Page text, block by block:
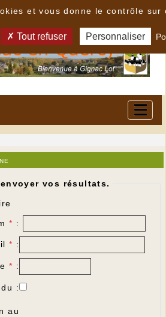
vos résultats.
* :
* :
* :
:
au
et vous donne le contrôle sur
Tout refuser Personnaliser